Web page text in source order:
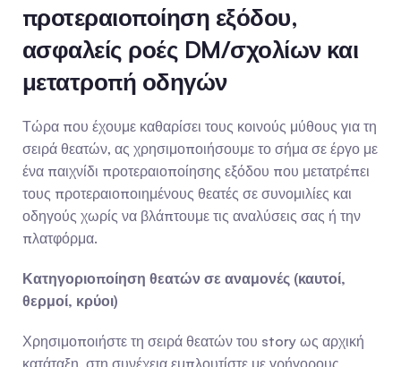
προτεραιοποίηση εξόδου,
ασφαλείς ροές DM/σχολίων και
μετατροπή οδηγών
Τώρα που έχουμε καθαρίσει τους κοινούς μύθους για τη
σειρά θεατών, ας χρησιμοποιήσουμε το σήμα σε έργο με
ένα παιχνίδι προτεραιοποίησης εξόδου που μετατρέπει
τους προτεραιοποιημένους θεατές σε συνομιλίες και
οδηγούς χωρίς να βλάπτουμε τις αναλύσεις σας ή την
πλατφόρμα.
Κατηγοριοποίηση θεατών σε αναμονές (καυτοί,
θερμοί, κρύοι)
Χρησιμοποιήστε τη σειρά θεατών του story ως αρχική
κατάταξη, στη συνέχεια εμπλουτίστε με γρήγορους